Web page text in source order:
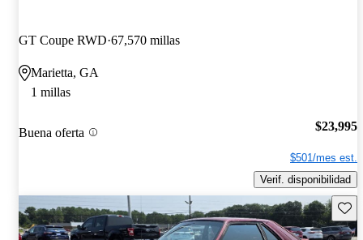
GT Coupe RWD 67,570 millas
Marietta, GA
1 millas
Buena oferta $23,995
$501/mes est.
Verif. disponibilidad